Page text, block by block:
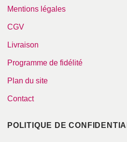
Mentions légales
CGV
Livraison
Programme de fidélité
Plan du site
Contact
POLITIQUE DE